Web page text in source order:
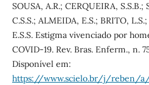
SOUSA, A.R.; CERQUEIRA, S.S.B.;
C.S.S.; ALMEIDA, E.S.; BRITO,
E.S.S. Estigma vivenciado por
COVID-19. Rev. Bras. Enferm., n.
Disponível em:
https://www.scielo.br/j/reben/a/